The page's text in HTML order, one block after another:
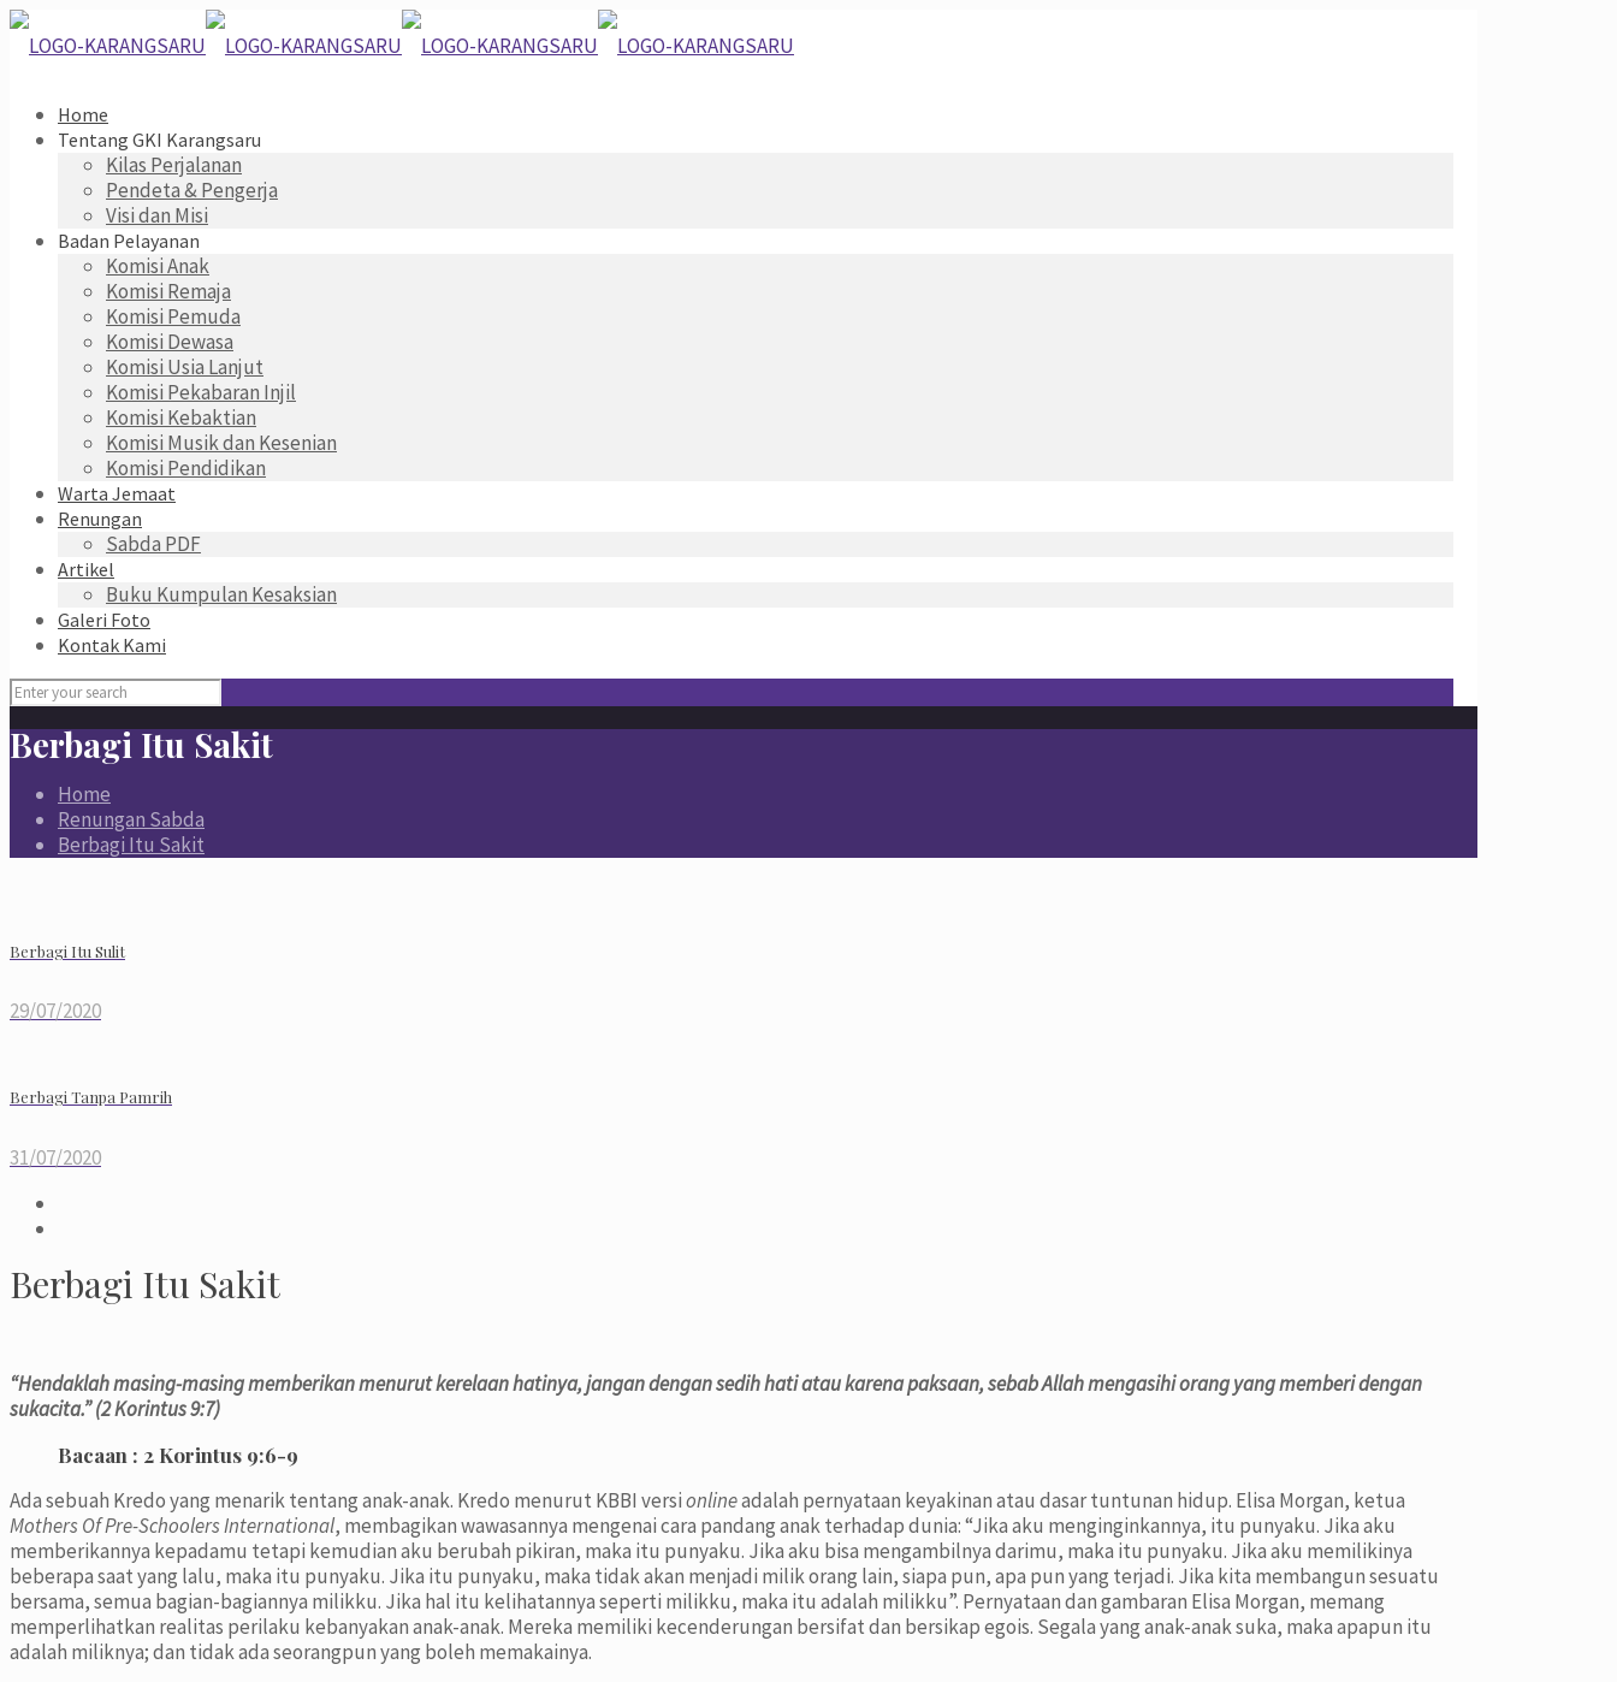
Home
Tentang GKI Karangsaru
Kilas Perjalanan
Pendeta & Pengerja
Visi dan Misi
Badan Pelayanan
Komisi Anak
Komisi Remaja
Komisi Pemuda
Komisi Dewasa
Komisi Usia Lanjut
Komisi Pekabaran Injil
Komisi Kebaktian
Komisi Musik dan Kesenian
Komisi Pendidikan
Warta Jemaat
Renungan
Sabda PDF
Artikel
Buku Kumpulan Kesaksian
Galeri Foto
Kontak Kami
Berbagi Itu Sakit
Home
Renungan Sabda
Berbagi Itu Sakit
Berbagi Itu Sulit
29/07/2020
Berbagi Tanpa Pamrih
31/07/2020
Berbagi Itu Sakit
“Hendaklah masing-masing memberikan menurut kerelaan hatinya, jangan dengan sedih hati atau karena paksaan, sebab Allah mengasihi orang yang memberi dengan
sukacita.” (2Korintus 9:7)
Bacaan : 2 Korintus 9:6-9
Ada sebuah Kredo yang menarik tentang anak-anak. Kredo menurut KBBI versionlineadalah pernyataan keyakinan atau dasar tuntunan hidup. Elisa Morgan, ketua
Mothers Of Pre-Schoolers International, membagikan wawasannya mengenai cara pandang anak terhadap dunia: “Jika aku menginginkannya, itu punyaku. Jika aku
memberikannya kepadamu tetapi kemudian aku berubah pikiran, maka itu punyaku. Jika aku bisa mengambilnya darimu, maka itu punyaku. Jika aku memilikinya
beberapa saat yang lalu, maka itu punyaku. Jika itu punyaku, maka tidak akan menjadi milik orang lain, siapa pun, apa pun yang terjadi. Jika kita membangun sesuatu
bersama, semua bagian-bagiannya milikku. Jika hal itu kelihatannya seperti milikku, maka itu adalah milikku”. Pernyataan dan gambaran Elisa Morgan, memang
memperlihatkan realitas perilaku kebanyakan anak-anak. Mereka memiliki kecenderungan bersifat dan bersikap egois. Segala yang anak-anak suka, maka apapun itu
adalah miliknya; dan tidak ada seorangpun yang boleh memakainya.